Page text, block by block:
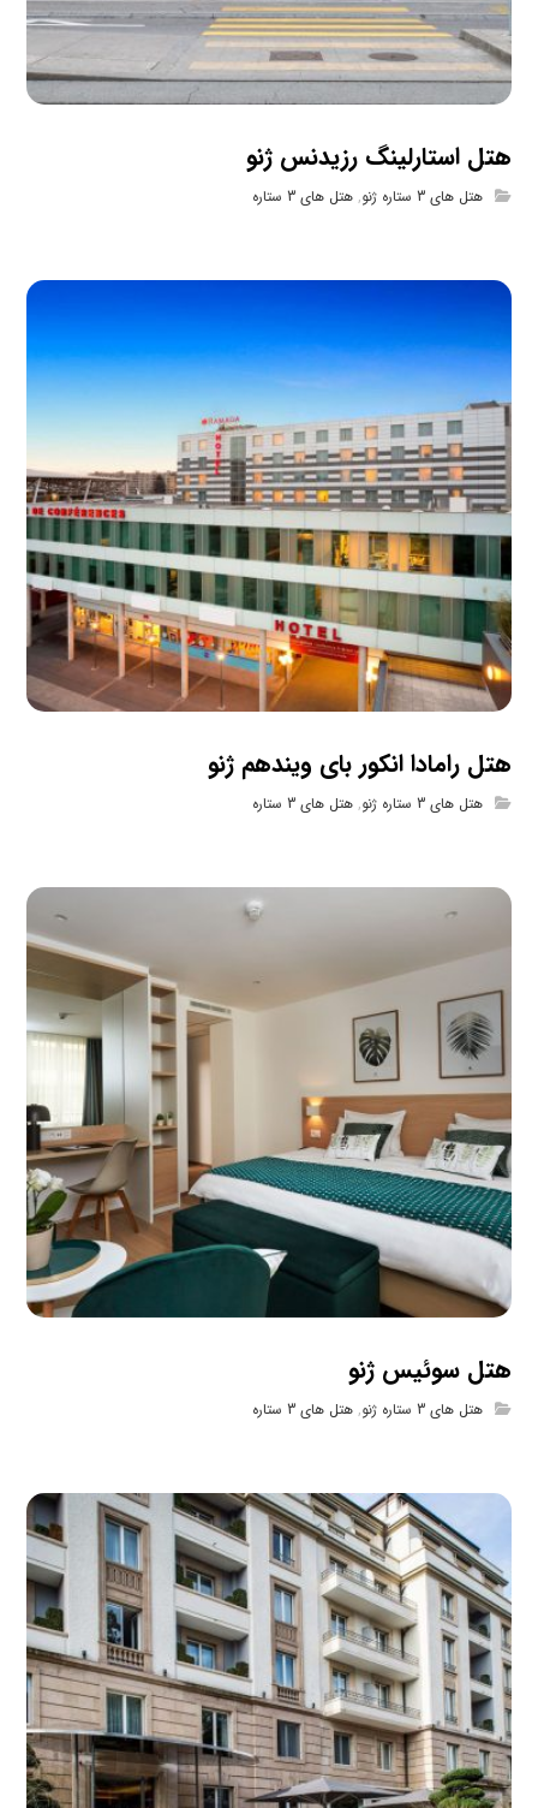
هتل استارلینگ رزیدنس ژنو
هتل های 3 ستاره ژنو ,هتل های 3 ستاره
هتل رامادا انکور بای ویندهم ژنو
هتل های 3 ستاره ژنو ,هتل های 3 ستاره
هتل سوئیس ژنو
هتل های 3 ستاره ژنو ,هتل های 3 ستاره